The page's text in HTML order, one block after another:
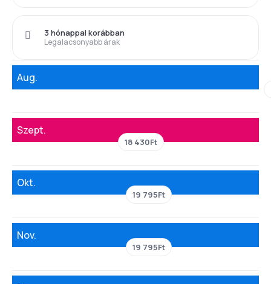
Legalacsonyabb árak
3 hónappal korábban
Aug.
Szept.
18 430Ft
Okt.
19 795Ft
Nov.
19 795Ft